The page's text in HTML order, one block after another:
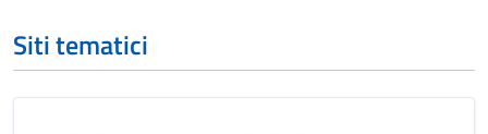
Siti tematici